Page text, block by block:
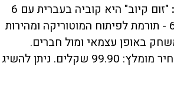
"זום קיוב" היא קוביה בעברית עם 6
מצבי משחק שונים 6 - תורמת לפיתוח המוטוריקה ומהירות
באופן עצמאי ומול חברים.